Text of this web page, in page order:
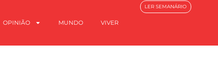
OPINIÃO MUNDO VIVER
LER SEMANÁRIO